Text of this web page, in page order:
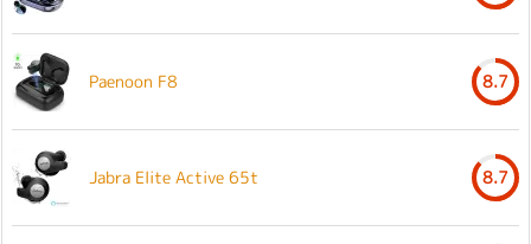
Paenoon F8 8.7
Jabra Elite Active 65t 8.7